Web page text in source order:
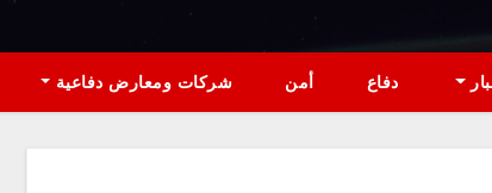
دفاع أمن شركات ومعارض دفاعية